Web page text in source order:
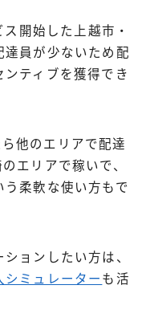
開始した上越市・
員が少ないため配
ティブを獲得でき
他のエリアで配達
エリアで稼いで、
柔軟な使い方もで
ョンしたい方は、
シミュレーター も活